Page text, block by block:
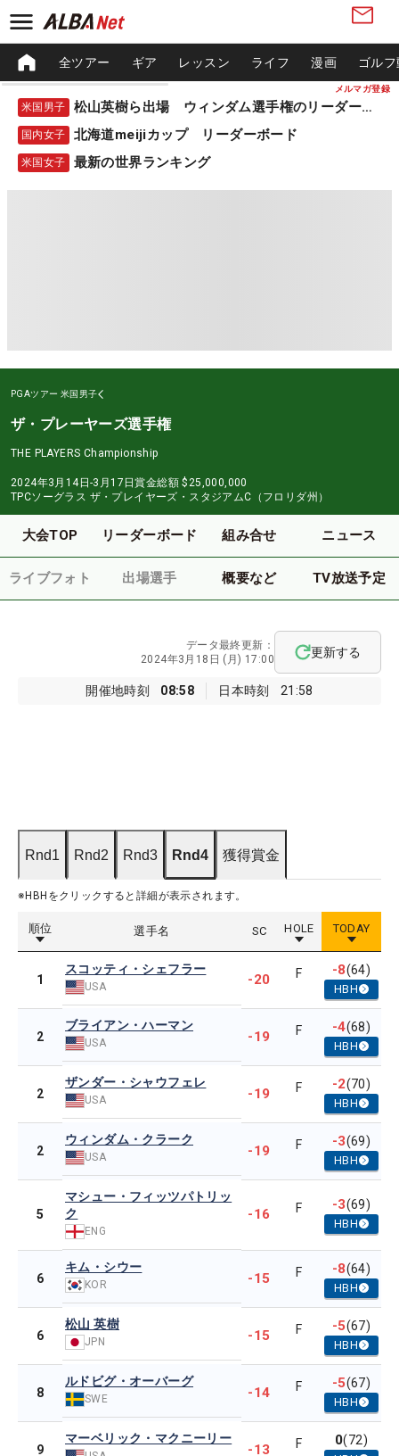
メルマガ登録
全ツアー ギア レッスン ライフ 漫画 ゴル
米国男子 松山英樹ら出場 ウィンダム選手権のリーダーボード
国内女子 北海道meijiカップ リーダーボード
米国女子 最新の世界ランキング
PGAツアー 米国男子
ザ・プレーヤーズ選手権
THE PLAYERS Championship
2024年3月14日-3月17日賞金総額 $25,000,000
TPCソーグラス ザ・プレイヤーズ・スタジアムC（フロリダ州）
大会TOP リーダーボード 組み合せ ニュース
ライブフォト 出場選手 概要など TV放送予定
開催地時刻 08:58 日本時刻 21:58
データ最終更新：
2024年3月18日 (月) 17:00
更新する
Rnd1 Rnd2 Rnd3 Rnd4 獲得賞金
※HBHをクリックすると詳細が表示されます。
順位 選手名 SC HOLE TODAY
1
スコッティ・シェフラー
USA -20 F -8(64)
HBH
2
ブライアン・ハーマン
USA -19 F -4(68)
HBH
2
ザンダー・シャウフェレ
USA -19 F -2(70)
HBH
2
ウィンダム・クラーク
USA -19 F -3(69)
HBH
5
マシュー・フィッツパトリッ
ク
ENG
-16 F -3(69)
HBH
6
キム・シウー
KOR -15 F -8(64)
HBH
6
松山 英樹
JPN -15 F -5(67)
HBH
8
ルドビグ・オーバーグ
SWE -14 F -5(67)
HBH
9
マーベリック・マクニーリー
-13 F 0(72)